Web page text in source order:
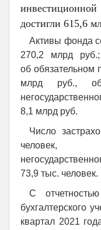
достигли 615,6
Активы фонда
270,2 млрд руб.;
об обязательном
млрд руб.,
8,1 млрд руб.
Число
человек,
73,9 тыс. человек.
С
бухгалтерского
квартал 2021